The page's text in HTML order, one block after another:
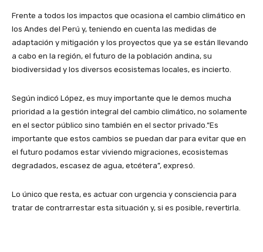
Frente a todos los impactos que ocasiona el cambio climático en
los Andes del Perú y, teniendo en cuenta las medidas de
adaptación y mitigación y los proyectos que ya se están llevando
a cabo en la región, el futuro de la población andina, su
biodiversidad y los diversos ecosistemas locales, es incierto.
Según indicó López, es muy importante que le demos mucha
prioridad a la gestión integral del cambio climático, no solamente
en el sector público sino también en el sector privado.“Es
importante que estos cambios se puedan dar para evitar que en
el futuro podamos estar viviendo migraciones, ecosistemas
degradados, escasez de agua, etcétera”, expresó.
Lo único que resta, es actuar con urgencia y consciencia para
tratar de contrarrestar esta situación y, si es posible, revertirla.